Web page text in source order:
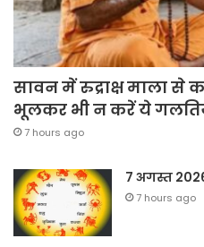
सावन में रुद्राक्ष माला से
भूलकर भी न करें ये
7 hours ago
7 अगस्त
7 hours ago